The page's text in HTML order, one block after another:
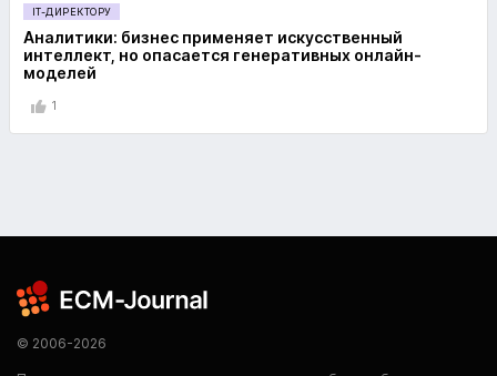
IT-ДИРЕКТОРУ
Аналитики: бизнес применяет искусственный
интеллект, но опасается генеративных онлайн-
моделей
1
© 2006-2026